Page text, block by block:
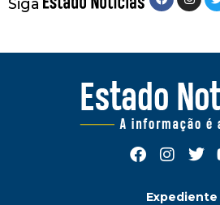
Siga
Expediente